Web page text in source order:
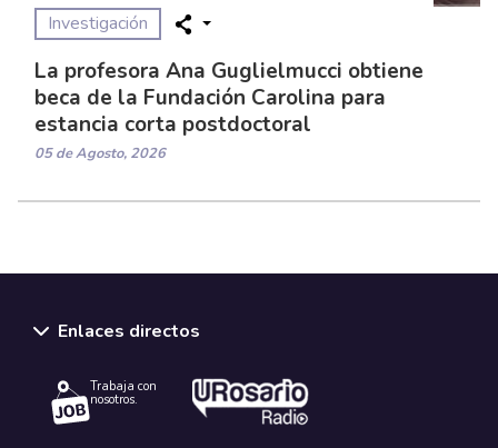
Investigación
La profesora Ana Guglielmucci obtiene
beca de la Fundación Carolina para
estancia corta postdoctoral
05 de Agosto, 2026
Enlaces directos
Trabaja con
nosotros.